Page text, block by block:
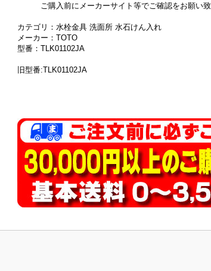
ご購入前にメーカーサイト等でご確認をお願い致
カテゴリ：水栓金具 洗面所 水石けん入れ
メーカー：TOTO
型番：TLK01102JA
旧型番:TLK01102JA